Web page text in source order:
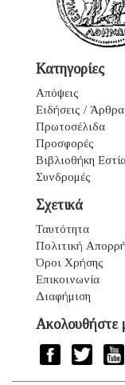
Κατηγορίες
Απόψεις
Ειδήσεις / Άρθρα
Πρωτοσέλιδα
Προσφορές
Βιβλιοθήκη
Συνδρομές
Σχετικά
Ταυτότητα
Πολιτική
Όροι Χρήσης
Επικοινωνία
Διαφήμιση
Ακολουθήστε